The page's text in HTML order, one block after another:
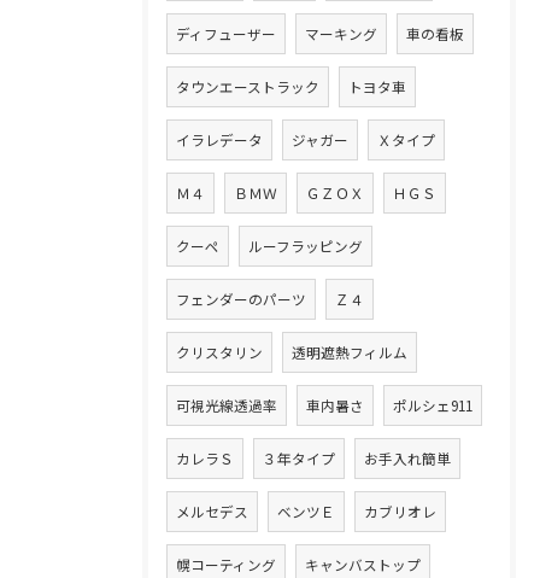
ディフューザー マーキング 車の看板
タウンエーストラック トヨタ車
イラレデータ ジャガー Ｘタイプ
Ｍ４ ＢＭＷ ＧＺＯＸ ＨＧＳ
クーペ ルーフラッピング
フェンダーのパーツ Ｚ４
クリスタリン 透明遮熱フィルム
可視光線透過率 車内暑さ ポルシェ911
カレラＳ ３年タイプ お手入れ簡単
メルセデス ベンツＥ カブリオレ
幌コーティング キャンバストップ